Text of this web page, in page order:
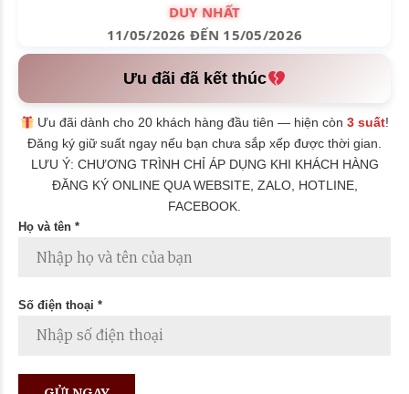
DUY NHẤT
11/05/2026 ĐẾN 15/05/2026
Ưu đãi đã kết thúc
Ưu đãi dành cho 20 khách hàng đầu tiên — hiện còn3 suất!
Đăng ký giữ suất ngay nếu bạn chưa sắp xếp được thời gian.
LƯU Ý: CHƯƠNG TRÌNH CHỈ ÁP DỤNG KHI KHÁCH HÀNG
ĐĂNG KÝ ONLINE QUA WEBSITE, ZALO, HOTLINE,
FACEBOOK.
Họ và tên *
Số điện thoại *